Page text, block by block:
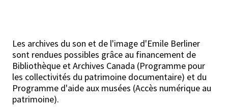
Les archives du son et de l'image d'Emile Berliner
sont rendues possibles grâce au financement de
Bibliothèque et Archives Canada (Programme pour
les collectivités du patrimoine documentaire) et du
Programme d'aide aux musées (Accès numérique au
patrimoine).